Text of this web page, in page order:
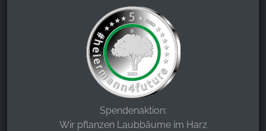
Spendenaktion:
Wir pflanzen Laubbäume im Harz